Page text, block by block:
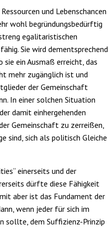
und Lebenschancen
wohl begründungsbedürftig
egalitaristischen
Sie wird dementsprechend
ein Ausmaß erreicht, das
mehr zugänglich ist und
der Gemeinschaft
In einer solchen Situation
damit einhergehenden
Gemeinschaft zu zerreißen,
sind, sich als politisch Gleiche
einerseits und der
dürfte diese Fähigkeit
aber ist das Fundament der
wenn jeder für sich im
sollte, dem Suffizienz-Prinzip